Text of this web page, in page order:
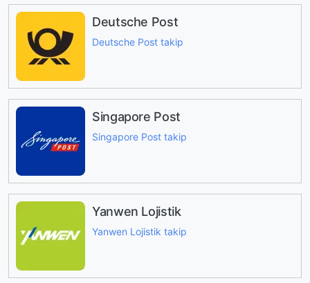
Deutsche Post
Deutsche Post takip
Singapore Post
Singapore Post takip
Yanwen Lojistik
Yanwen Lojistik takip